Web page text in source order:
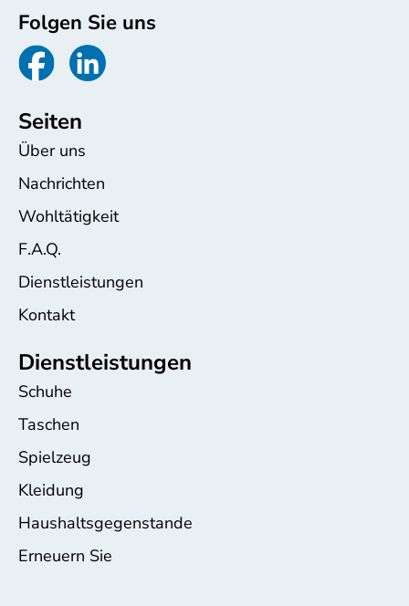
Folgen Sie uns
Seiten
Über uns
Nachrichten
Wohltätigkeit
F.A.Q.
Dienstleistungen
Kontakt
Dienstleistungen
Schuhe
Taschen
Spielzeug
Kleidung
Haushaltsgegenstande
Erneuern Sie